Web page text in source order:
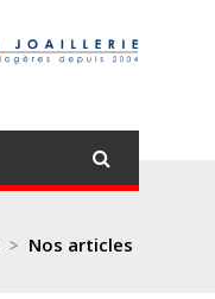
> Nos articles